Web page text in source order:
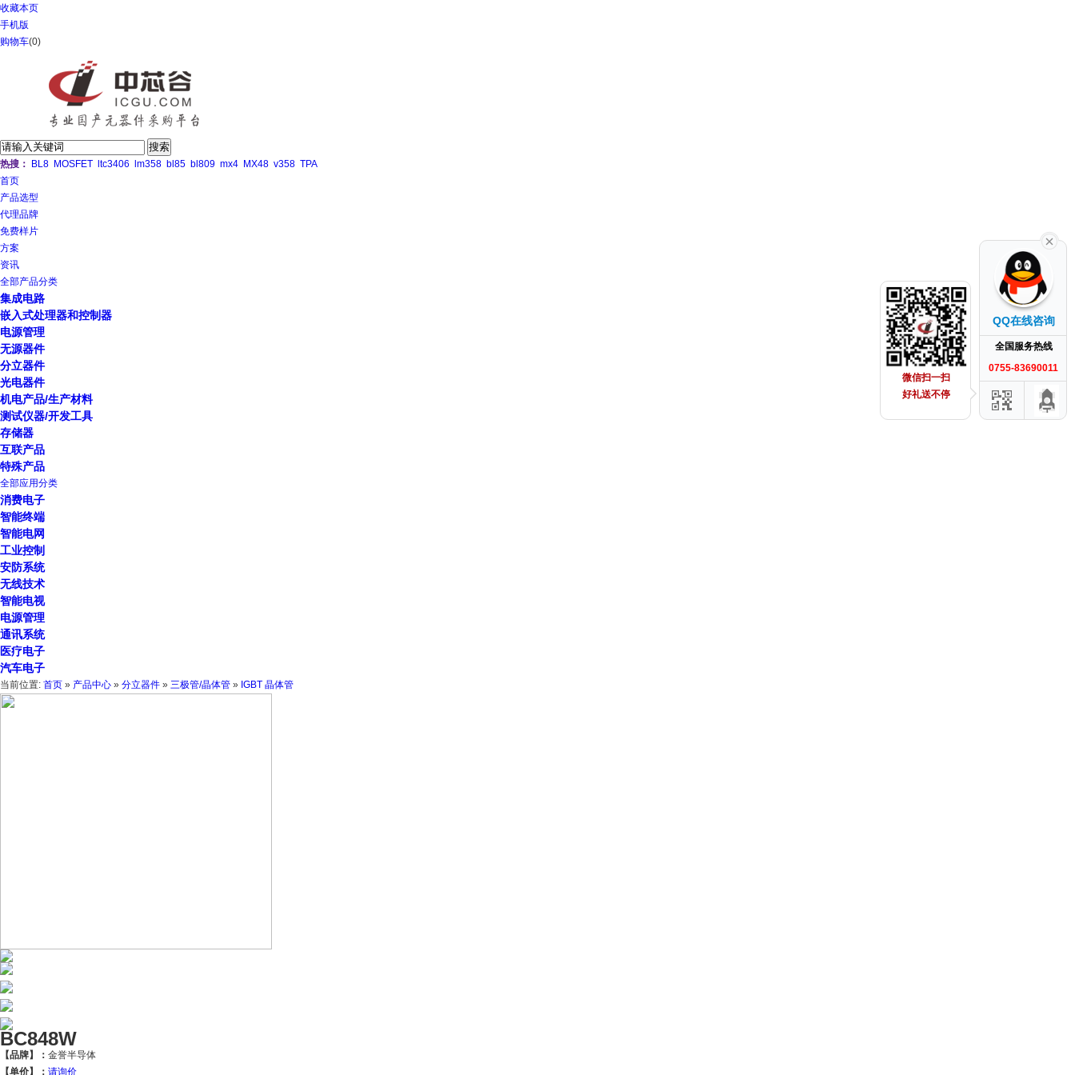
收藏本页
手机版
购物车(0)
热搜： BL8 MOSFET ltc3406 lm358 bl85 bl809 mx4 MX48 v358 TPA
首页
产品选型
代理品牌
免费样片
方案
资讯
全部产品分类
集成电路
嵌入式处理器和控制器
电源管理
无源器件
分立器件
光电器件
机电产品/生产材料
测试仪器/开发工具
存储器
互联产品
特殊产品
全部应用分类
消费电子
智能终端
智能电网
工业控制
安防系统
无线技术
智能电视
电源管理
通讯系统
医疗电子
汽车电子
当前位置: 首页 » 产品中心 » 分立器件 » 三极管/晶体管 » IGBT 晶体管
BC848W
【品牌】： 金誉半导体
【单价】： 请询价
QQ在线咨询
全国服务热线
0755-83690011
微信扫一扫
好礼送不停